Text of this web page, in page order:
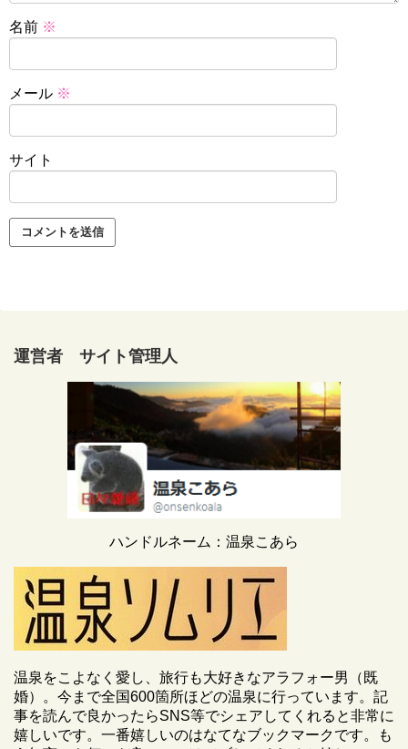
名前 ※
メール ※
サイト
運営者 サイト管理人
ハンドルネーム：温泉こあら
温泉をこよなく愛し、旅行も大好きなアラフォー男（既
婚）。今まで全国600箇所ほどの温泉に行っています。記
事を読んで良かったらSNS等でシェアしてくれると非常に
嬉しいです。一番嬉しいのはなてなブックマークです。も